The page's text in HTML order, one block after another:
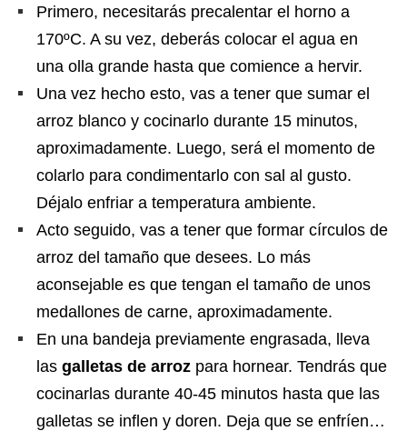
Primero, necesitarás precalentar el horno a
170ºC. A su vez, deberás colocar el agua en
una olla grande hasta que comience a hervir.
Una vez hecho esto, vas a tener que sumar el
arroz blanco y cocinarlo durante 15 minutos,
aproximadamente. Luego, será el momento de
colarlo para condimentarlo con sal al gusto.
Déjalo enfriar a temperatura ambiente.
Acto seguido, vas a tener que formar círculos de
arroz del tamaño que desees. Lo más
aconsejable es que tengan el tamaño de unos
medallones de carne, aproximadamente.
En una bandeja previamente engrasada, lleva
las galletas de arroz para hornear. Tendrás que
cocinarlas durante 40-45 minutos hasta que las
galletas se inflen y doren. Deja que se enfríen…